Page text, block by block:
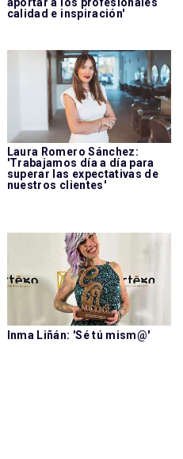
calidad e inspiración'
Laura Romero Sánchez:
'Trabajamos día a día para
superar las expectativas de
nuestros clientes'
Inma Liñán: 'Sé tú mism@'